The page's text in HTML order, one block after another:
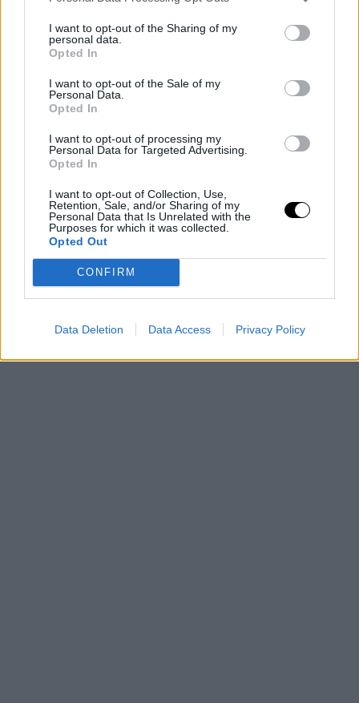
I want to opt-out of the Sharing of my
personal data.
Opted In
I want to opt-out of the Sale of my
Personal Data.
Opted In
I want to opt-out of processing my
Personal Data for Targeted Advertising.
Opted In
I want to opt-out of Collection, Use,
Retention, Sale, and/or Sharing of my
Personal Data that Is Unrelated with the
Purposes for which it was collected.
Opted Out
CONFIRM
Data Deletion Data Access Privacy Policy
y decepcionante
equipo tras su eliminación de la
Copa FIBA Europa
senda del éxito. Su rendimiento se tradujo en solo tres
victorias y nueve derrotas en doce partidos de liga
nacional. A pesar de su extensa experiencia en el
baloncesto europeo de élite, habiendo dirigido
anteriormente equipos como el
, elZenity el
las expectativas en su breve paso por el Casademont
Zaragoza.